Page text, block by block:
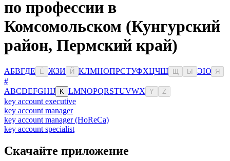
по профессии в
Комсомольском (Кунгурский
район, Пермский край)
АБВГДЕ Ё ЖЗИ Й КЛМНОПРСТУФХЦЧШ Ы ЭЮ Я
#
ABCDEFGHIJ K LMNOPQRSTUVWX Y Z
key account executive
key account manager
key account manager (HoReCa)
key account specialist
Скачайте приложение